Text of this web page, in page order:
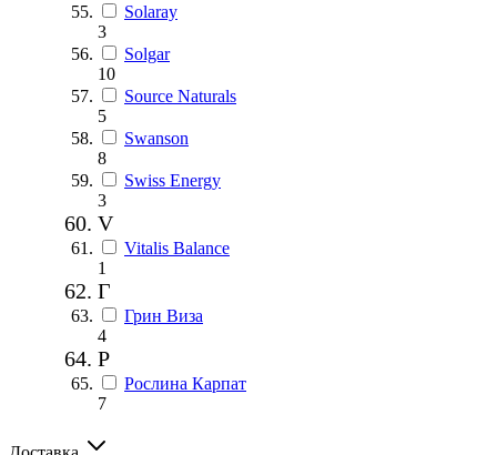
Solaray
3
Solgar
10
Source Naturals
5
Swanson
8
Swiss Energy
3
V
Vitalis Balance
1
Г
Грин Виза
4
Р
Рослина Карпат
7